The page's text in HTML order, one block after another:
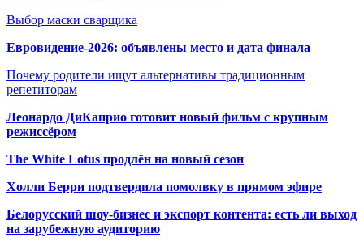
Выбор маски сварщика
Евровидение-2026: объявлены место и дата финала
Почему родители ищут альтернативы традиционным
репетиторам
Леонардо ДиКаприо готовит новый фильм с крупным
режиссёром
The White Lotus продлён на новый сезон
Холли Берри подтвердила помолвку в прямом эфире
Белорусский шоу-бизнес и экспорт контента: есть ли выход
на зарубежную аудиторию